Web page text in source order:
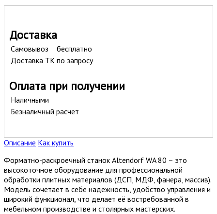
Доставка
Самовывоз
бесплатно
Доставка ТК по запросу
Оплата при получении
Наличными
Безналичный расчет
Описание Как купить
Форматно-раскроечный станок Altendorf WA 80 – это
высокоточное оборудование для профессиональной
обработки плитных материалов (ДСП, МДФ, фанера, массив).
Модель сочетает в себе надежность, удобство управления и
широкий функционал, что делает её востребованной в
мебельном производстве и столярных мастерских.